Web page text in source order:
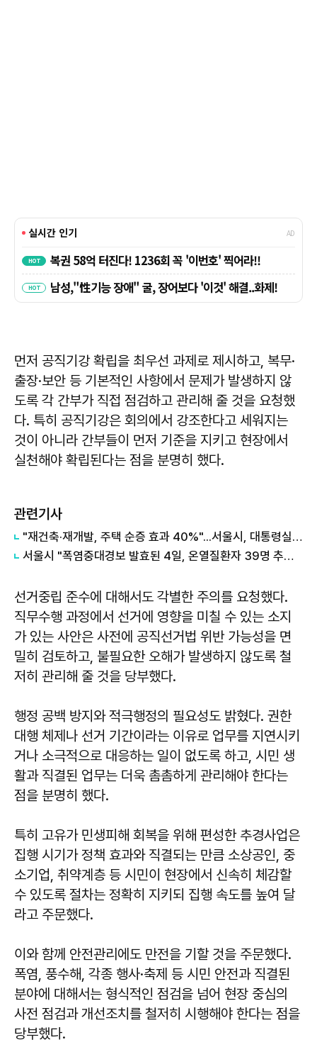
먼저 공직기강 확립을 최우선 과제로 제시하고, 복무·
출장·보안 등 기본적인 사항에서 문제가 발생하지 않
도록 각 간부가 직접 점검하고 관리해 줄 것을 요청했
다. 특히 공직기강은 회의에서 강조한다고 세워지는
것이 아니라 간부들이 먼저 기준을 지키고 현장에서
실천해야 확립된다는 점을 분명히 했다.
관련기사
"재건축·재개발, 주택 순증 효과 40%"...서울시, 대통령실에 정비사업 '백서' 전달
서울시 "폭염중대경보 발효된 4일, 온열질환자 39명 추가 발생"
선거중립 준수에 대해서도 각별한 주의를 요청했다.
직무수행 과정에서 선거에 영향을 미칠 수 있는 소지
가 있는 사안은 사전에 공직선거법 위반 가능성을 면
밀히 검토하고, 불필요한 오해가 발생하지 않도록 철
저히 관리해 줄 것을 당부했다.
행정 공백 방지와 적극행정의 필요성도 밝혔다. 권한
대행 체제나 선거 기간이라는 이유로 업무를 지연시키
거나 소극적으로 대응하는 일이 없도록 하고, 시민 생
활과 직결된 업무는 더욱 촘촘하게 관리해야 한다는
점을 분명히 했다.
특히 고유가 민생피해 회복을 위해 편성한 추경사업은
집행 시기가 정책 효과와 직결되는 만큼 소상공인, 중
소기업, 취약계층 등 시민이 현장에서 신속히 체감할
수 있도록 절차는 정확히 지키되 집행 속도를 높여 달
라고 주문했다.
이와 함께 안전관리에도 만전을 기할 것을 주문했다.
폭염, 풍수해, 각종 행사·축제 등 시민 안전과 직결된
분야에 대해서는 형식적인 점검을 넘어 현장 중심의
사전 점검과 개선조치를 철저히 시행해야 한다는 점을
당부했다.